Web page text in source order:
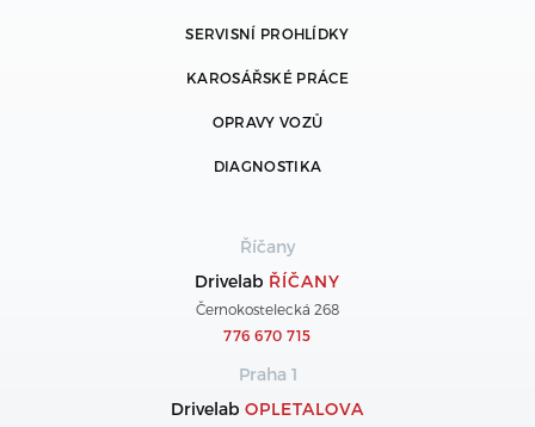
SERVISNÍ PROHLÍDKY
KAROSÁŘSKÉ PRÁCE
OPRAVY VOZŮ
DIAGNOSTIKA
Říčany
Drivelab ŘÍČANY
Černokostelecká 268
776 670 715
Praha 1
Drivelab OPLETALOVA